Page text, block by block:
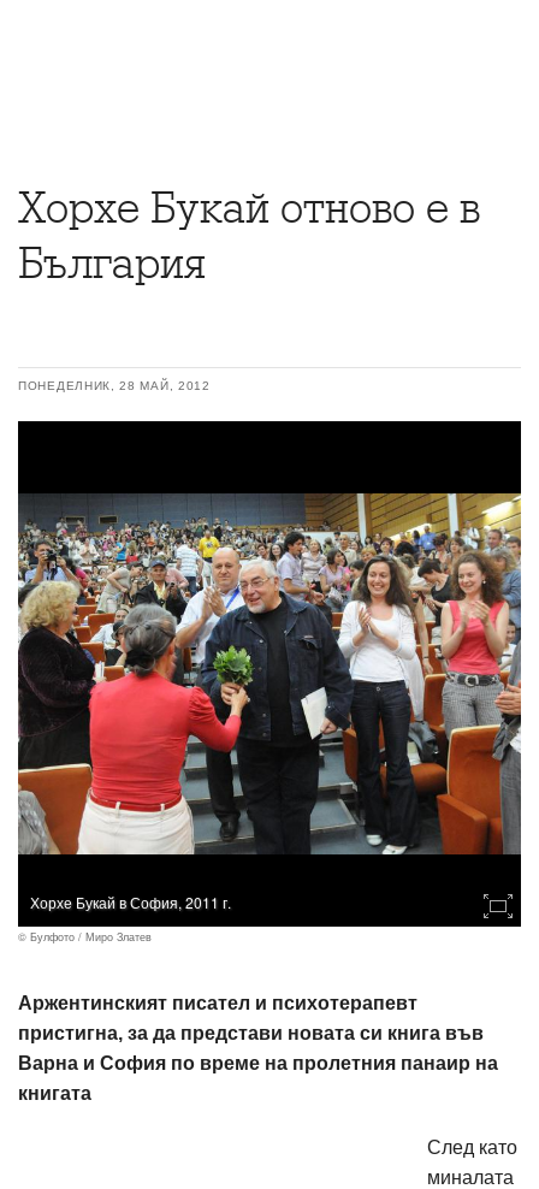
Хорхе Букай отново е в
България
ПОНЕДЕЛНИК, 28 МАЙ, 2012
Хорхе Букай в София, 2011 г.
© Булфото / Миро Златев
Аржентинският писател и психотерапевт
пристигна, за да представи новата си книга във
Варна и София по време на пролетния панаир на
книгата
След като
миналата